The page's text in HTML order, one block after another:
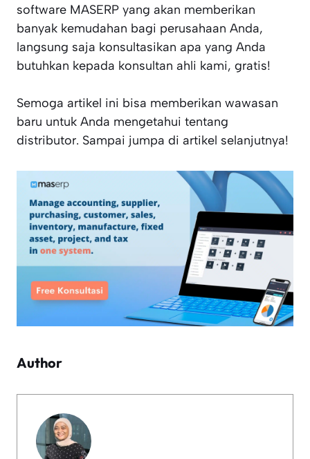
software MASERP yang akan memberikan
banyak kemudahan bagi perusahaan Anda,
langsung saja konsultasikan apa yang Anda
butuhkan kepada konsultan ahli kami, gratis!
Semoga artikel ini bisa memberikan wawasan
baru untuk Anda mengetahui tentang
distributor. Sampai jumpa di artikel selanjutnya!
Author